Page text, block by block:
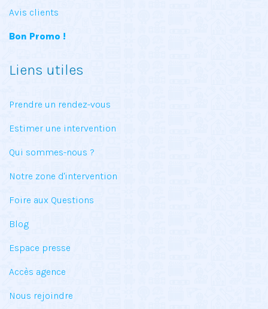
Avis clients
Bon Promo !
Liens utiles
Prendre un rendez-vous
Estimer une intervention
Qui sommes-nous ?
Notre zone d'intervention
Foire aux Questions
Blog
Espace presse
Accès agence
Nous rejoindre